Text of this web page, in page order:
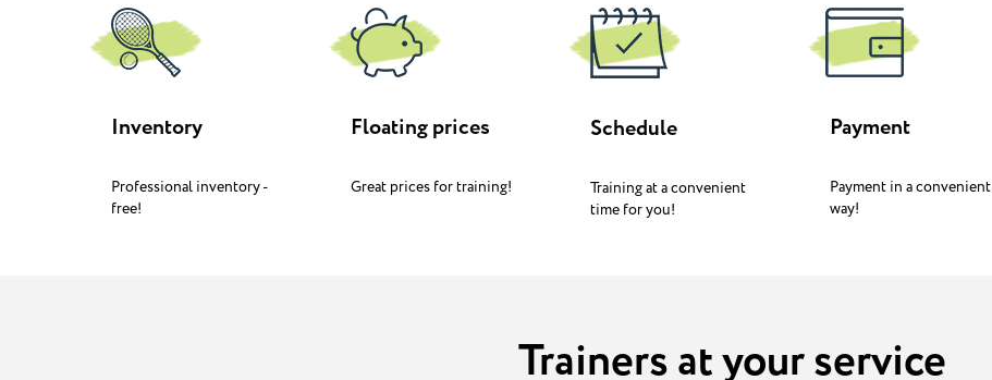
Inventory
Professional inventory -
free!
Floating prices
Great prices for training!
Schedule
Training at a convenient
time for you!
Payment
Payment in a convenient
way!
Trainers at your service